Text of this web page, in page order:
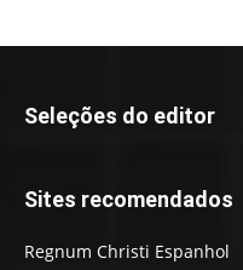
Seleções do editor
Sites recomendados
Regnum Christi Espanhol